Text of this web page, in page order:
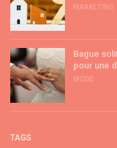
MARKETING
Bague
pour une
MODE
TAGS